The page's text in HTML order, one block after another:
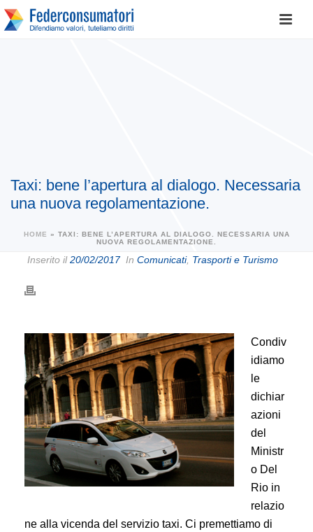
Taxi: bene l’apertura al dialogo. Necessaria
una nuova regolamentazione.
HOME » TAXI: BENE L’APERTURA AL DIALOGO. NECESSARIA UNA
NUOVA REGOLAMENTAZIONE.
Inserito il20/02/2017 In Comunicati, Trasporti e Turismo
Condiv
idiamo
le
dichiar
azioni
del
Ministr
o Del
Rio in
relazio
ne alla vicenda del servizio taxi. Ci premettiamo di